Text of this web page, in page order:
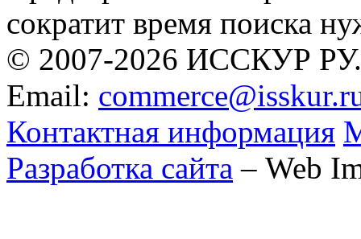
сократит время поиска
© 2007-2026 ИССКУР РУ.
Email:
Контактная информация
Разработка сайта – Web